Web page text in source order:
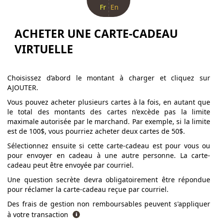
Fr En
ACHETER UNE CARTE-CADEAU
VIRTUELLE
Choisissez d’abord le montant à charger et cliquez sur
AJOUTER.
Vous pouvez acheter plusieurs cartes à la fois, en autant que
le total des montants des cartes n’excède pas la limite
maximale autorisée par le marchand. Par exemple, si la limite
est de 100$, vous pourriez acheter deux cartes de 50$.
Sélectionnez ensuite si cette carte-cadeau est pour vous ou
pour envoyer en cadeau à une autre personne. La carte-
cadeau peut être envoyée par courriel.
Une question secrète devra obligatoirement être répondue
pour réclamer la carte-cadeau reçue par courriel.
Des frais de gestion non remboursables peuvent s'appliquer
à votre transaction